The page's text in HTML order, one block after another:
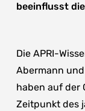
beeinflusst
Die APRI-
Abermann
haben auf der
Zeitpunkt des